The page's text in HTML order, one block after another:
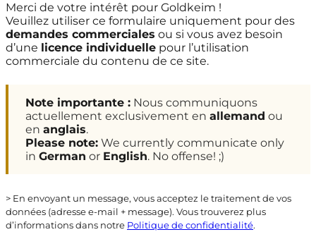
Merci de votre intérêt pour Goldkeim !
Veuillez utiliser ce formulaire uniquement pour des
demandes commerciales ou si vous avez besoin
d’une licence individuelle pour l’utilisation
commerciale du contenu de ce site.
Note importante : Nous communiquons
actuellement exclusivement en allemand ou
en anglais.
Please note: We currently communicate only
in German or English. No offense! ;)
> En envoyant un message, vous acceptez le traitement de vos
données (adresse e-mail + message). Vous trouverez plus
d’informations dans notre Politique de confidentialité.